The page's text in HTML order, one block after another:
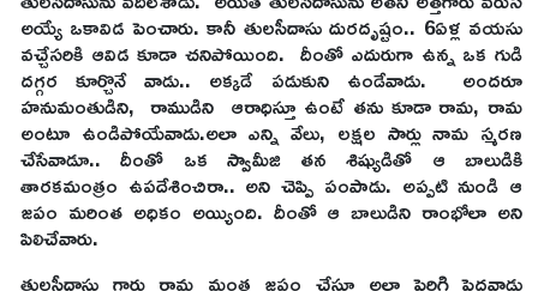
అయ్యే ఒకావిడ పెంచారు. కానీ తులసీదాసు దురదృష్టం.. 6ఏళ్ల వయసు
వచ్చేసరికి ఆవిడ కూడా చనిపోయింది. దీంతో ఎదురుగా ఉన్న ఒక గుడి
దగ్గర కూర్చొనే వాడు.. అక్కడే పడుకుని ఉండేవాడు. అందరూ
హనుమంతుడిని, రాముడిని ఆరాధిస్తూ ఉంటే తను కూడా రామ, రామ
అంటూ ఉండిపోయేవాడు.అలా ఎన్ని వేలు, లక్షల సార్లు నామ స్మరణ
చేసేవాడూ.. దీంతో ఒక స్వామీజి తన శిష్యుడితో ఆ బాలుడికి
తారకమంత్రం ఉపదేశించిరా.. అని చెప్పి పంపాడు. అప్పటి నుండి ఆ
జపం మరింత అధికం అయ్యింది. దీంతో ఆ బాలుడిని రాంభోలా అని
పిలిచేవారు.